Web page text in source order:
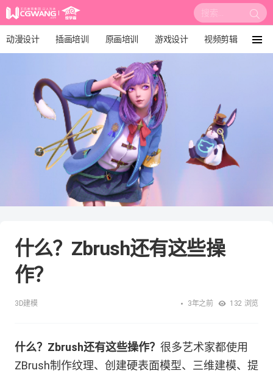
搜
索:
动漫设计 插画培训 原画培训 游戏设计 视频剪辑
培训课程
漫画设计 绘画教程 板绘培训
什么？Zbrush还有这些操
作？
3D建模 3年之前 132 浏览
什么？Zbrush还有这些操作？ 很多艺术家都使用
ZBrush制作纹理、创建硬表面模型、三维建模、提